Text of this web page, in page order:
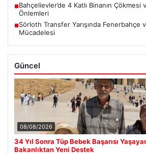
■Bahçelievler’de 4 Katlı Binanın Çökmesi
Önlemleri
■Sörloth Transfer Yarışında Fenerbahçe
Mücadelesi
Güncel
08/08/2026
34 Yıl Sonra Tüp Bebek Başarısı
Bakanlıktan Yeni Destek